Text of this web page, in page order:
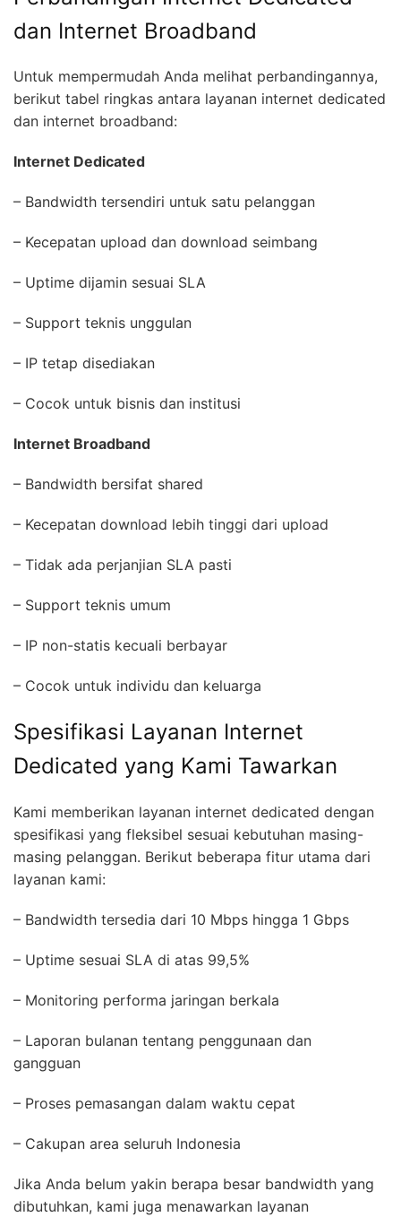
dan Internet Broadband
Untuk mempermudah Anda melihat perbandingannya,
berikut tabel ringkas antara layanan internet dedicated
dan internet broadband:
Internet Dedicated
– Bandwidth tersendiri untuk satu pelanggan
– Kecepatan upload dan download seimbang
– Uptime dijamin sesuai SLA
– Support teknis unggulan
– IP tetap disediakan
– Cocok untuk bisnis dan institusi
Internet Broadband
– Bandwidth bersifat shared
– Kecepatan download lebih tinggi dari upload
– Tidak ada perjanjian SLA pasti
– Support teknis umum
– IP non-statis kecuali berbayar
– Cocok untuk individu dan keluarga
Spesifikasi Layanan Internet
Dedicated yang Kami Tawarkan
Kami memberikan layanan internet dedicated dengan
spesifikasi yang fleksibel sesuai kebutuhan masing-
masing pelanggan. Berikut beberapa fitur utama dari
layanan kami:
– Bandwidth tersedia dari 10 Mbps hingga 1 Gbps
– Uptime sesuai SLA di atas 99,5%
– Monitoring performa jaringan berkala
– Laporan bulanan tentang penggunaan dan
gangguan
– Proses pemasangan dalam waktu cepat
– Cakupan area seluruh Indonesia
Jika Anda belum yakin berapa besar bandwidth yang
dibutuhkan, kami juga menawarkan layanan